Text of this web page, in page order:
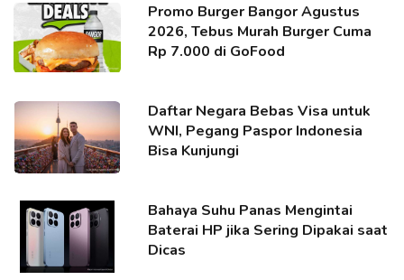
Promo Burger Bangor Agustus
2026, Tebus Murah Burger Cuma
Rp 7.000 di GoFood
Daftar Negara Bebas Visa untuk
WNI, Pegang Paspor Indonesia
Bisa Kunjungi
Bahaya Suhu Panas Mengintai
Baterai HP jika Sering Dipakai saat
Dicas